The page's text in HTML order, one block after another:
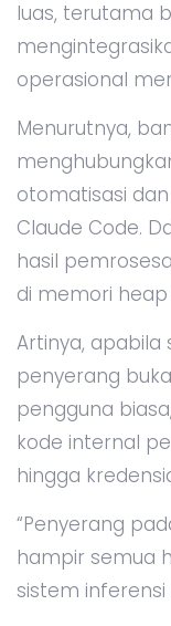
luas, terutama
operasional
Menurutnya,
otomatisasi
Claude Code.
hasil
di memori heap
Artinya, apabila
penyerang
pengguna
kode internal
hingga
“Penyerang
hampir semua
sistem inferensi